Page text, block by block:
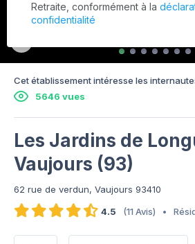
Cet établissement intéresse les
5646 vues
Les Jardins de
Vaujours (93)
62 rue de verdun, Vaujours 93410
4.5
(11 Avis) •
Retraite, conformément à la
confidentialité